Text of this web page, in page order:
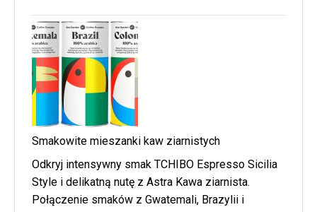
Smakowite mieszanki kaw ziarnistych
Odkryj intensywny smak TCHIBO Espresso Sicilia
Style i delikatną nutę z Astra Kawa ziarnista.
Połączenie smaków z Gwatemali, Brazylii i